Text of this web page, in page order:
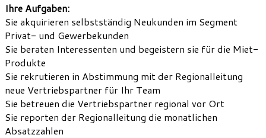
Ihre Aufgaben:
Sie akquirieren selbstständig Neukunden im Segment
Privat- und Gewerbekunden
Sie beraten Interessenten und begeistern sie für die Miet-
Produkte
Sie rekrutieren in Abstimmung mit der Regionalleitung
neue Vertriebspartner für Ihr Team
Sie betreuen die Vertriebspartner regional vor Ort
Sie reporten der Regionalleitung die monatlichen
Absatzzahlen